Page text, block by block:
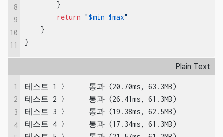
8
9
10
11
        }
return "$min $max"
    }
}
Plain Text
1
2
3
4
테스트 1 〉	통과 (20.70ms, 63.3MB)
테스트 2 〉	통과 (26.41ms, 61.3MB)
테스트 3 〉	통과 (19.38ms, 62.5MB)
테스트 4 〉	통과 (17.34ms, 61.3MB)